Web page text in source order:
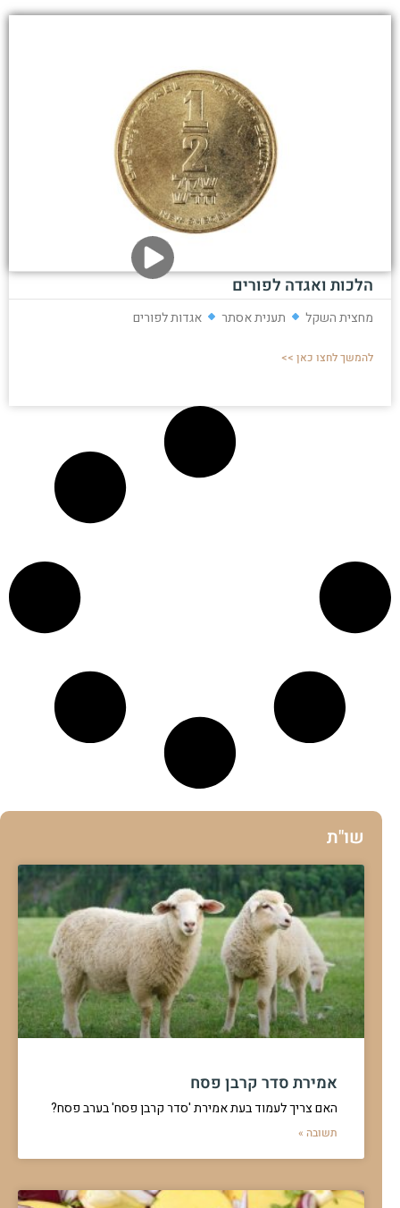
הלכות ואגדה לפורים
מחצית השקל תענית אסתר אגדות לפורים
להמשך לחצו כאן >>
שו"ת
אמירת סדר קרבן פסח
האם צריך לעמוד בעת אמירת 'סדר קרבן פסח' בערב פסח?
תשובה »